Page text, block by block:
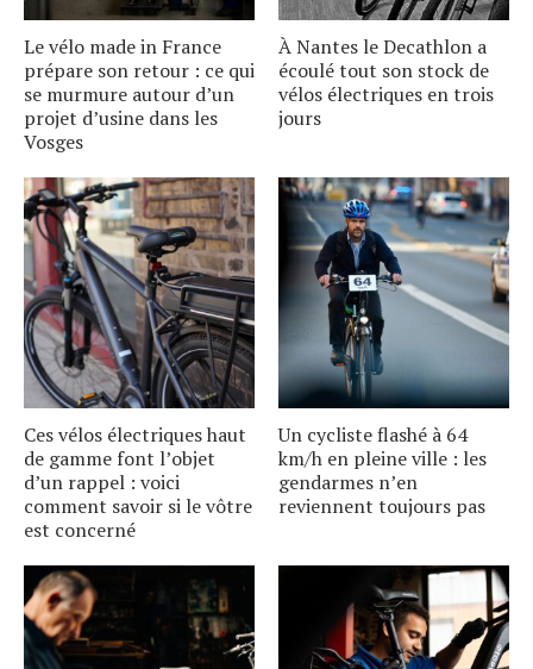
Le vélo made in France
prépare son retour : ce qui
se murmure autour dʼun
projet dʼusine dans les
Vosges
À Nantes le Decathlon a
écoulé tout son stock de
vélos électriques en trois
jours
Ces vélos électriques haut
de gamme font lʼobjet
dʼun rappel : voici
comment savoir si le vôtre
est concerné
Un cycliste flashé à 64
km/h en pleine ville : les
gendarmes nʼen
reviennent toujours pas